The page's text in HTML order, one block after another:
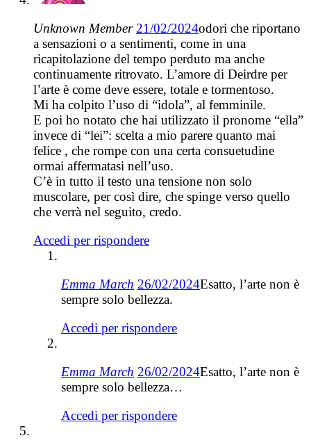
Unknown Member 21/02/2024odori che riportano
a sensazioni o a sentimenti, come in una
ricapitolazione del tempo perduto ma anche
continuamente ritrovato. L’amore di Deirdre per
l’arte è come deve essere, totale e tormentoso.
Mi ha colpito l’uso di “idola”, al femminile.
E poi ho notato che hai utilizzato il pronome “ella”
invece di “lei”: scelta a mio parere quanto mai
felice , che rompe con una certa consuetudine
ormai affermatasi nell’uso.
C’è in tutto il testo una tensione non solo
muscolare, per così dire, che spinge verso quello
che verrà nel seguito, credo.
Accedi per rispondere
Emma March 26/02/2024Esatto, l’arte non è
sempre solo bellezza.
Accedi per rispondere
Emma March 26/02/2024Esatto, l’arte non è
sempre solo bellezza…
Accedi per rispondere